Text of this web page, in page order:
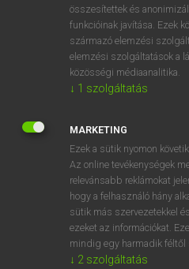
DÍJMENTES FRANCIA SZÓTÁR
contrebande
contrebandier
contrebasse
contrebassiste
contrecarrer
contrecœurà
összesítettek és
funkcióinak javítása. Ezek
származó elemzési
elemzési szolgáltatások a
közösségi médiaanalitika.
↓ 1 szolgáltatás
MARKETING
Ezek a sütik nyomon
Az online tevékenységek
relevánsabb reklámokat
hogy a felhasználó hány
sütik más szervezetekkel
ezeket az információkat.
mindig egy harmadik féltől
↓ 2 szolgáltatás